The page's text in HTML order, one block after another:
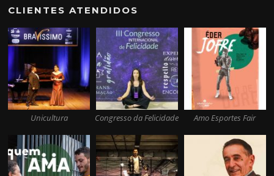
CLIENTES ATENDIDOS
Unicultura Congresso da Felicidade Amo Esportes Fair